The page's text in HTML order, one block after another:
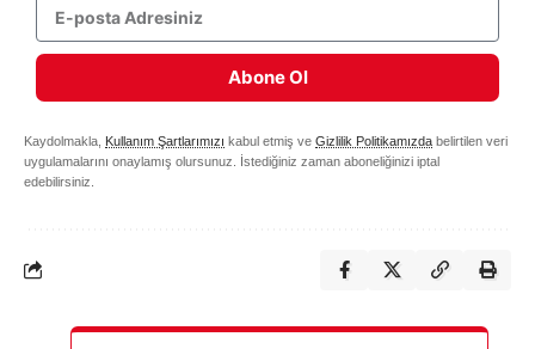
Abone Ol
Kaydolmakla, Kullanım Şartlarımızı kabul etmiş ve Gizlilik Politikamızda belirtilen veri
uygulamalarını onaylamış olursunuz. İstediğiniz zaman aboneliğinizi iptal
edebilirsiniz.